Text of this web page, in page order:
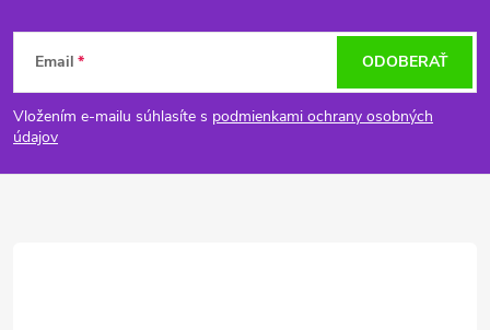
Z
á
p
Email
Vložením e-mailu súhlasíte s podmienkami ochrany osobných
údajov
ODOBERAŤ